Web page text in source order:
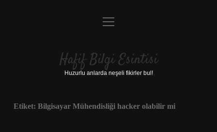
Anasayfa
Yasal Uyarı
menüyü
Hafif Bilgi Esintisi
Huzurlu anlarda neşeli fikirler bul!
Etiket: Bilgisayar Mühendisliği hacker olabilir mi